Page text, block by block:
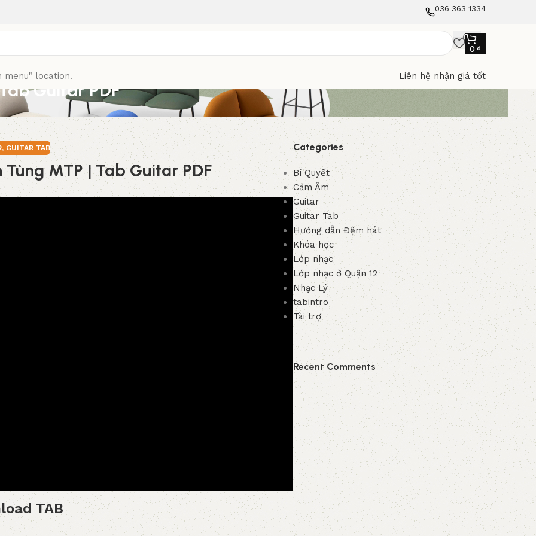
036 363 1334
0 ₫
location. Liên hệ nhận giá tốt
Guitar PDF
, GUITAR TAB
MTP | Tab Guitar PDF
TAB
Categories
Bí Quyết
Cảm Âm
Guitar
Guitar Tab
Hướng dẫn Đệm hát
Khóa học
Lớp nhạc
Lớp nhạc ở Quận 12
Nhạc Lý
tabintro
Tài trợ
Recent Comments